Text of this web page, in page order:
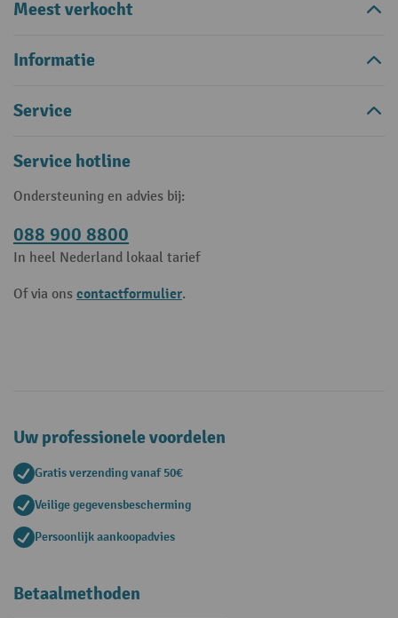
Meest verkocht
Informatie
Service
Service hotline
Ondersteuning en advies bij:
088 900 8800
In heel Nederland lokaal tarief
Of via ons contactformulier.
Uw professionele voordelen
Gratis verzending vanaf 50€
Veilige gegevensbescherming
Persoonlijk aankoopadvies
Betaalmethoden